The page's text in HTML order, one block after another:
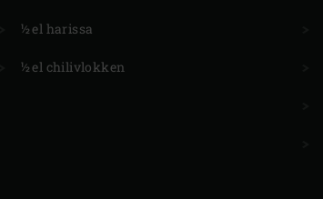
½ el harissa
½ el chilivlokken